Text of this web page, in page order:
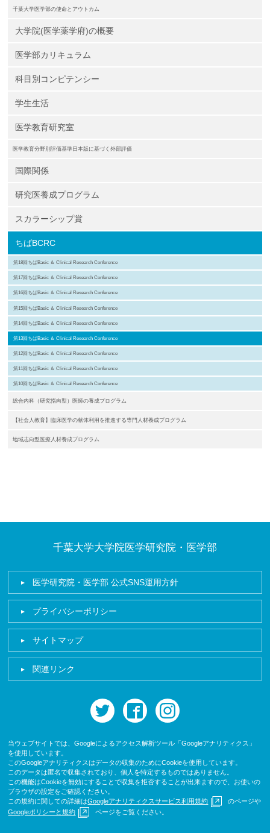
千葉大学医学部の使命とアウトカム
大学院(医学薬学府)の概要
医学部カリキュラム
科目別コンピテンシー
学生生活
医学教育研究室
医学教育分野別評価基準日本版に基づく外部評価
国際関係
研究医養成プログラム
スカラーシップ賞
ちばBCRC
第18回ちばBasic ＆ Clinical Research Conference
第17回ちばBasic ＆ Clinical Research Conference
第16回ちばBasic ＆ Clinical Research Conference
第15回ちばBasic ＆ Clinical Research Conference
第14回ちばBasic ＆ Clinical Research Conference
第13回ちばBasic ＆ Clinical Research Conference
第12回ちばBasic ＆ Clinical Research Conference
第11回ちばBasic ＆ Clinical Research Conference
第10回ちばBasic ＆ Clinical Research Conference
総合内科（研究指向型）医師の養成プログラム
【社会人教育】臨床医学の献体利用を推進する専門人材養成プログラム
地域志向型医療人材養成プログラム
千葉大学大学院医学研究院・医学部
医学研究院・医学部 公式SNS運用方針
プライバシーポリシー
サイトマップ
関連リンク
twitter facebook
当ウェブサイトでは、Googleによるアクセス解析ツール「Googleアナリティクス」
を使用しています。
このGoogleアナリティクスはデータの収集のためにCookieを使用しています。
このデータは匿名で収集されており、個人を特定するものではありません。
この機能はCookieを無効にすることで収集を拒否することが出来ますので、お使いの
ブラウザの設定をご確認ください。
この規約に関しての詳細はGoogleアナリティクスサービス利用規約
のページや
Googleポリシーと規約
ページをご覧ください。